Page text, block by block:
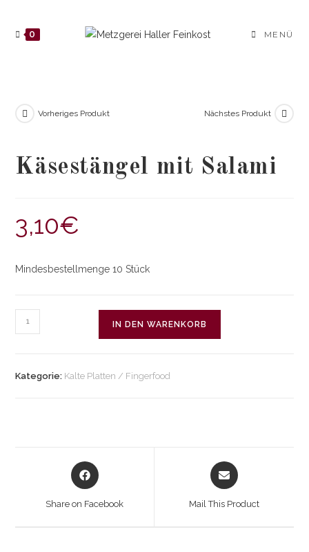
springen
0 MENÜ
Vorheriges Produkt Nächstes Produkt
Käsestängel mit Salami
3,10€
Mindesbestellmenge 10 Stück
Käsestängel
mit
IN DEN WARENKORB
Kategorie: Kalte Platten / Fingerfood
Opens
in
Share on Facebook
Opens
in
Mail This Product